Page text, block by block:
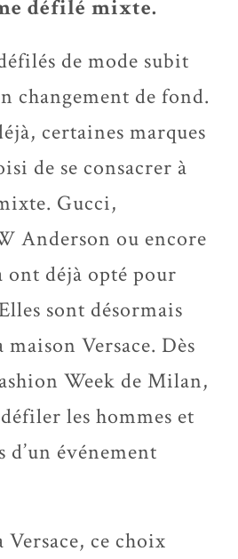
défilé mixte.
de mode subit
changement de fond.
certaines marques
de se consacrer à
Gucci,
Anderson ou encore
ont déjà opté pour
sont désormais
Versace. Dès
Week de Milan,
les hommes et
d’un événement
ce choix